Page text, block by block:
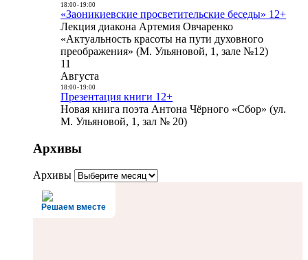
18:00- 19:00
«Заоникиевские просветительские беседы» 12+
Лекция диакона Артемия Овчаренко
«Актуальность красоты на пути духовного
преображения» (М. Ульяновой, 1, зале №12)
11
Августа
18:00- 19:00
Презентация книги 12+
Новая книга поэта Антона Чёрного «Сбор» (ул.
М. Ульяновой, 1, зал № 20)
Архивы
Архивы
Решаем вместе